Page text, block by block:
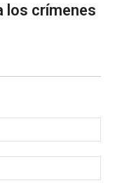
los crímenes